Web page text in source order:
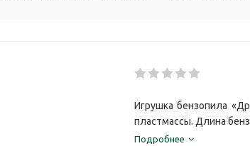
Игрушка бензопила
пластмассы. Длина
Подробнее